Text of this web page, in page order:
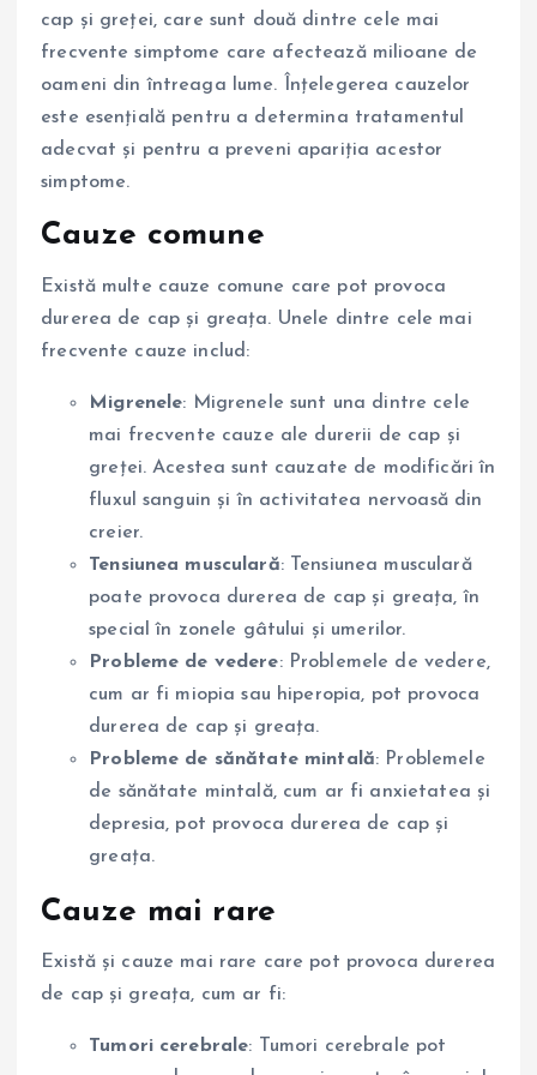
cap și greței, care sunt două dintre cele mai
frecvente simptome care afectează milioane de
oameni din întreaga lume. Înțelegerea cauzelor
este esențială pentru a determina tratamentul
adecvat și pentru a preveni apariția acestor
simptome.
Cauze comune
Există multe cauze comune care pot provoca
durerea de cap și greața. Unele dintre cele mai
frecvente cauze includ:
Migrenele: Migrenele sunt una dintre cele
mai frecvente cauze ale durerii de cap și
greței. Acestea sunt cauzate de modificări în
fluxul sanguin și în activitatea nervoasă din
creier.
Tensiunea musculară: Tensiunea musculară
poate provoca durerea de cap și greața, în
special în zonele gâtului și umerilor.
Probleme de vedere: Problemele de vedere,
cum ar fi miopia sau hiperopia, pot provoca
durerea de cap și greața.
Probleme de sănătate mintală: Problemele
de sănătate mintală, cum ar fi anxietatea și
depresia, pot provoca durerea de cap și
greața.
Cauze mai rare
Există și cauze mai rare care pot provoca durerea
de cap și greața, cum ar fi:
Tumori cerebrale: Tumori cerebrale pot